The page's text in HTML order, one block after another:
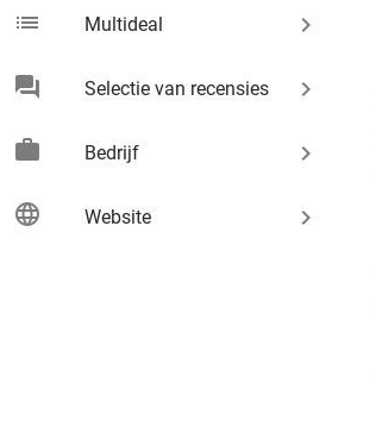
list Multideal keyboard_arrow_right
chat Selectie van recensies keyboard_arrow_right
work Bedrijf keyboard_arrow_right
language Website keyboard_arrow_right